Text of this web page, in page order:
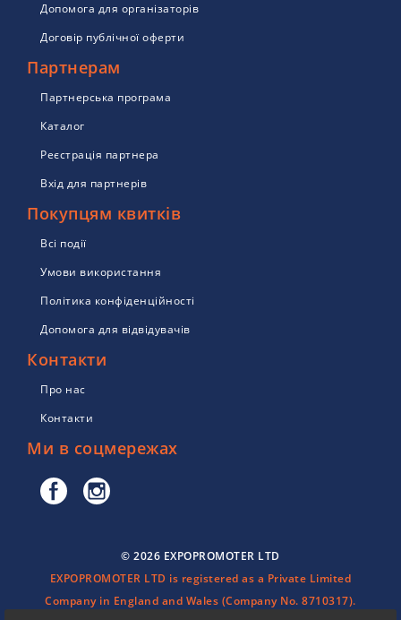
Допомога для організаторів
Договір публічної оферти
Партнерам
Партнерська програма
Каталог
Реєстрація партнера
Вхід для партнерів
Покупцям квитків
Всі події
Умови використання
Політика конфіденційності
Допомога для відвідувачів
Контакти
Про нас
Контакти
Ми в соцмережах
© 2026 EXPOPROMOTER LTD
EXPOPROMOTER LTD is registered as a Private Limited
Company in England and Wales (Company No. 8710317).